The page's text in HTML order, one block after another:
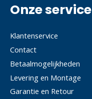
Onze service
Klantenservice
Contact
Betaalmogelijkheden
Levering en Montage
Garantie en Retour